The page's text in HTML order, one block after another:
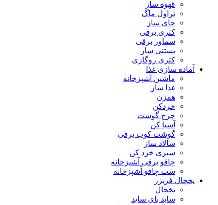
قهوه ساز
تراول ماگ
چای ساز
کتری برقی
سماور برقی
بستنی ساز
کتری روگازی
آماده سازی غذا
ماشین آشپزخانه
غذا ساز
همزن
خردکن
چرخ گوشت
آسیا کن
گوشت کوب برقی
سالاد ساز
سبزی خرد کن
چاقو برقی آشپزخانه
ست چاقو آشپزخانه
یخچال فریزر
یخچال
ساید بای ساید